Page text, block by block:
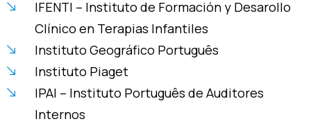
IFENTI – Instituto de Formación y Desarollo
Clínico en Terapias Infantiles
Instituto Geográfico Português
Instituto Piaget
IPAI – Instituto Português de Auditores
Internos